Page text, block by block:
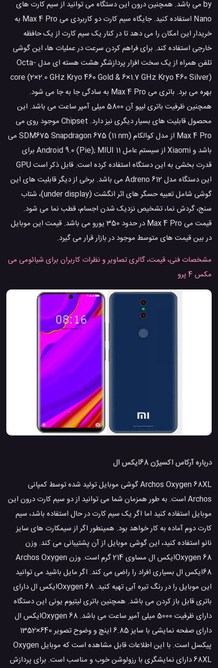
by می باشد. همچنین درون این دستگاه می توانید از سیم کارت های
Nano استفاده کنید. جایگاه سیم کارت دو کاربردی می Max 4 Pro به
خریدار این امکان را می دهد تا در کنار یک سیم کارت از یک حافظه
خارجی استفاده کند. برای فراهم کردن سرعت در عملیات ها، این گوشی
تلفن همراه از یک سخت افزار پردازشگر هشت هسته ای مدل Octa-
core (2×2.0 GHz Kryo 460 Gold & 6×1.7 GHz Kryo 460 Silver)
بهره می برد. باتری می Max 4 Pro به سادگی جا به جا می شود.
همچنین ظرفیت باتری لیپو آن 5800 میلی آمپر ساعت می باشد. این
محصول قابلیت های بسیار دیگری نیز دارد. Chipset موجود روی می
Max 4 Pro از مدل کوالکام SDM675 Snapdragon 675 (11 nm) می
باشد و Xiaomi از سیستم عامل Android 9.0 (Pie); MIUI 11 برای
قدرت بخشی به این دستگاه استفاده کرده است. قابل ذکر است GPU
این دستگاه مدل Adreno 612 می باشد. برخی از دیگر قابلیت های این
گوشی شامل تعبیه حسگر های اثر انگشت (under display)، شتاب
سنج، گردش نما، تشخیص نزدیک شدن اجسام، قطب نما می شود.
قیمت می Max 4 Pro در حدود 350 یورو می باشد. قیمت این موبایل
در بین قیمت های متوسط موجود در بازار قرار می گیرد.
مشخصات فنی، قیمت، گالری تصاویر و نظرات کاربران برای شیائومی می
مکس 4 پرو
درباره آرکاس اکسیژن 68ایکس ال
Archos Oxygen 68XL گوشی موبایل تولید شده توسط کمپانی
Archos است. به طور همزمان شما می توانید از دو سیم کارت درون این
موبایل استفاده کنید اما اگر یک سیم کارت در حال استفاده باشد، سیم
کارت دوم آماده به کار خواهد بود. همینطور اگر از سیمکارت های سایز
نانو استفاده کنید، این گوشی موبایل از آن پشتیبانی می کند. وزن
Oxygen 68ایکس ال مساوی 214 گرم است. وزن Archos Oxygen
68ایکس ال بسیاری افراد را راضی می کند. اگر مایل باشید می توانید
این موبایل را در رنگ تیره آبی تهیه کنید. Oxygen 68ایکس ال دارای
باتری قابل باز کردن می باشد. همچنین باتری لیتیوم یونی این دستگاه
دارای ظرفیت 5000 میلی آمپر ساعت می باشد. Oxygen 68ایکس ال
دارای صفحه نمایشی با سایز 6.85 اینچ و وضوح تصویر 640×1352
پیکسل است. با این اطلاعات قابل مشاهده است که موبایل Oxygen
68XL دارای نمایشگری با رزولوشن خوب و مناسب است. برای پردازش